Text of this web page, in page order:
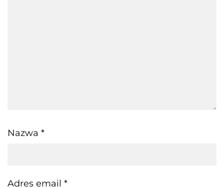
Nazwa *
Adres email *